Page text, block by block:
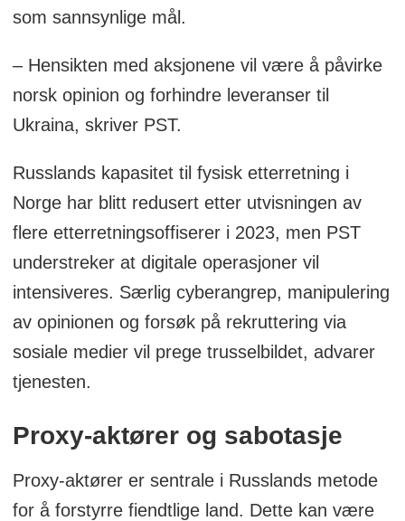
som sannsynlige mål.
– Hensikten med aksjonene vil være å påvirke
norsk opinion og forhindre leveranser til
Ukraina, skriver PST.
Russlands kapasitet til fysisk etterretning i
Norge har blitt redusert etter utvisningen av
flere etterretningsoffiserer i 2023, men PST
understreker at digitale operasjoner vil
intensiveres. Særlig cyberangrep, manipulering
av opinionen og forsøk på rekruttering via
sosiale medier vil prege trusselbildet, advarer
tjenesten.
Proxy-aktører og sabotasje
Proxy-aktører er sentrale i Russlands metode
for å forstyrre fiendtlige land. Dette kan være